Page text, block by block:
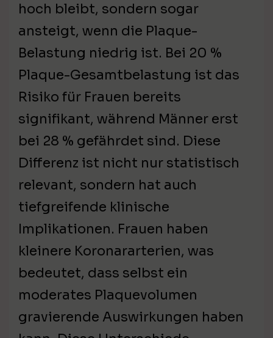
hoch bleibt, sondern sogar
ansteigt, wenn die Plaque-
Belastung niedrig ist. Bei 20 %
Plaque-Gesamtbelastung ist das
Risiko für Frauen bereits
signifikant, während Männer erst
bei 28 % gefährdet sind. Diese
Differenz ist nicht nur statistisch
relevant, sondern hat auch
tiefgreifende klinische
Implikationen. Frauen haben
kleinere Koronararterien, was
bedeutet, dass selbst ein
moderates Plaquevolumen
gravierende Auswirkungen haben